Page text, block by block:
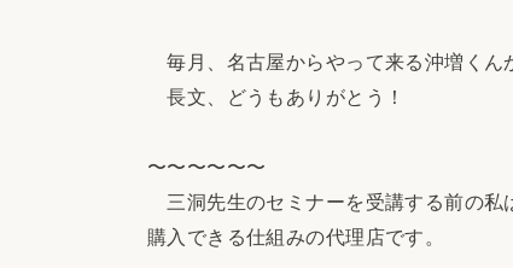
毎月、名古屋からやって来る沖増くん
長文、どうもありがとう！
〜〜〜〜〜〜
三洞先生のセミナーを受講する前の私
購入できる仕組みの代理店です。